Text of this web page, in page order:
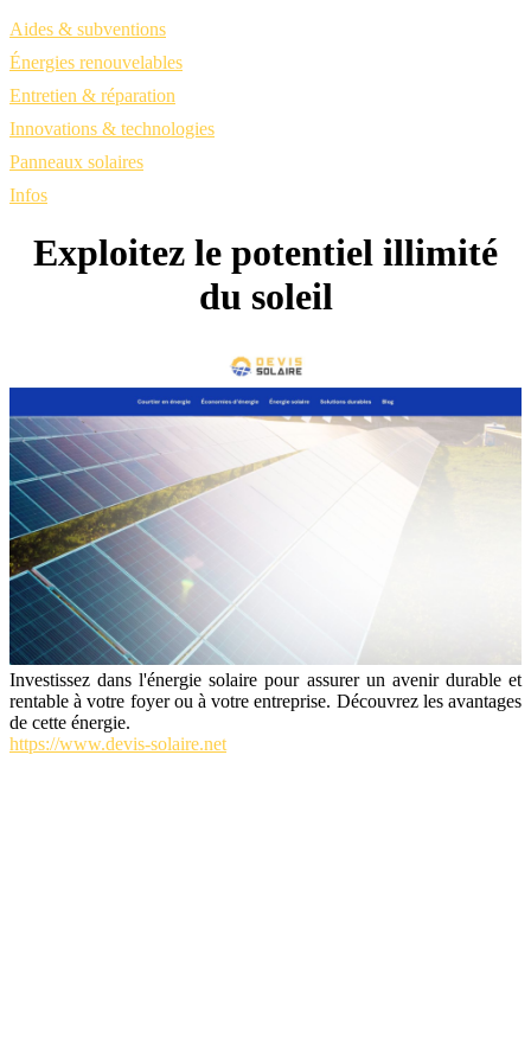
Aides & subventions
Énergies renouvelables
Entretien & réparation
Innovations & technologies
Panneaux solaires
Infos
Exploitez le potentiel illimité
du soleil
Investissez dans l'énergie solaire pour assurer un avenir durable et
rentable à votre foyer ou à votre entreprise. Découvrez les avantages
de cette énergie.
https://www.devis-solaire.net